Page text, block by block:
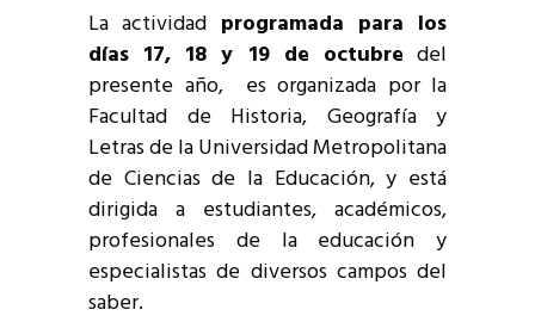
La actividad programada para los
días 17, 18 y 19 de octubre del
presente año, es organizada por la
Facultad de Historia, Geografía y
Letras de la Universidad Metropolitana
de Ciencias de la Educación, y está
dirigida a estudiantes, académicos,
profesionales de la educación y
especialistas de diversos campos del
saber.